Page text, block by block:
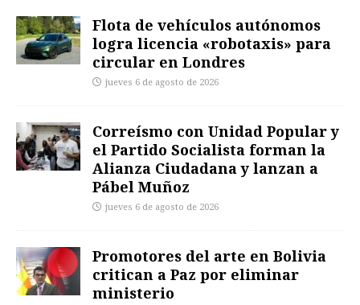
Flota de vehículos autónomos
logra licencia «robotaxis» para
circular en Londres
jueves 6 de agosto de 2026
Correísmo con Unidad Popular y
el Partido Socialista forman la
Alianza Ciudadana y lanzan a
Pábel Muñoz
jueves 6 de agosto de 2026
Promotores del arte en Bolivia
critican a Paz por eliminar
ministerio